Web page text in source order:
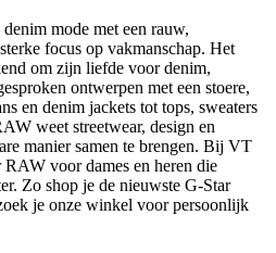
mode met een rauw,
focus op vakmanschap. Het
om zijn liefde voor denim,
ontwerpen met een stoere,
en denim jackets tot tops, sweaters
weet streetwear, design en
manier samen te brengen. Bij VT
voor dames en heren die
Zo shop je de nieuwste G-Star
je onze winkel voor persoonlijk